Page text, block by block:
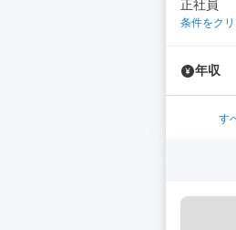
正社員
条件をク
年収
す